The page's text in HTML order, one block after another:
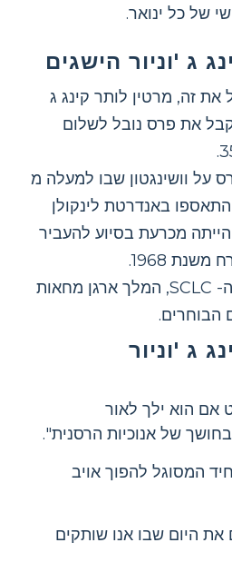
של כל ינואר.
ג 'וניור הישגים
את זה, מרטין לותר קינג ג
את פרס נובל לשלום
על וושינגטון שבו למעלה מ
התאספו באנדרטת לינקולן
הייתה מכרעת בסיוע להעביר
1968.
כנשיא הראשון של ה- SCLC, המלך ארגן מחאות
הבוחרים.
ג 'וניור
אם הוא ילך לאור
של אנוכיות הרסנית".
המסוגל להפוך אויב
את היום שבו אנו שותקים